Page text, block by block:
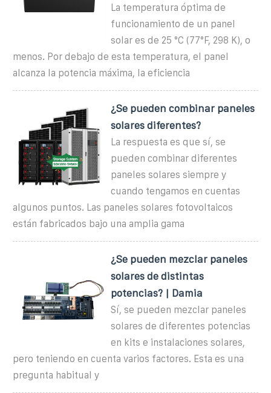
La temperatura óptima de
funcionamiento de un panel
solar es de 25 °C (77°F, 298 K), o
menos. Por debajo de esta temperatura, el panel
alcanza la potencia máxima, la eficiencia
¿Se pueden combinar paneles
solares diferentes?
La respuesta es que sí, se
pueden combinar diferentes
paneles solares siempre y
cuando tengamos en cuentas
algunos puntos. Las paneles solares fotovoltaicos
están fabricados bajo una amplia gama
¿Se pueden mezclar paneles
solares de distintas
potencias? | Damia
Sí, se pueden mezclar paneles
solares de diferentes potencias
en kits e instalaciones solares,
pero teniendo en cuenta varios factores. Esta es una
pregunta habitual y